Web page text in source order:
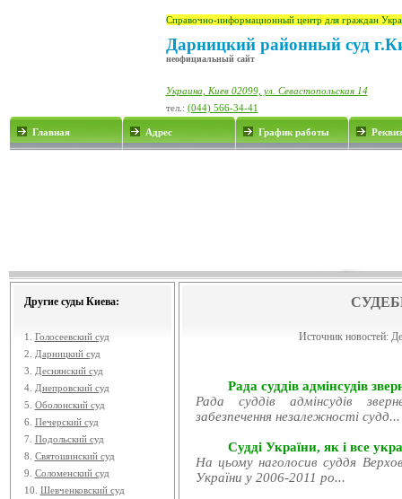
Справочно-информационный центр для граждан
Дарницкий районный суд
неофициальный сайт
Украина, Киев 02099, ул. Севастопольская 14
тел.: (044) 566-34-41
Главная Адрес График работы
Другие суды Киева:
1. Голосеевский суд
2.
Дарницкий суд
3.
Деснянский суд
4. Днепровский суд
5. Оболонский суд
6. Печерский суд
7. Подольский суд
8. Святошинский суд
9. Соломенский суд
10. Шевченковский суд
Источник новостей:
Рада суддів адмінсудів
Рада суддів адмінсудів
забезпечення незалежності судд...
Судді України, як і все
На цьому наголосив суддя
України у 2006-2011 ро...